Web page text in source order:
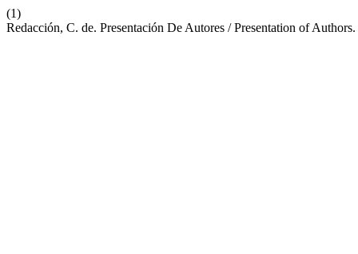
(1)
Redacción, C. de. Presentación De Autores / Presentation of Authors.